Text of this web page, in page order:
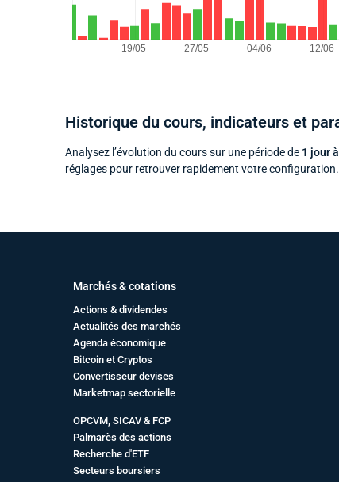
Historique du cours, indicateurs et
Analysez l’évolution du cours sur une période de 1 jour
réglages pour retrouver rapidement votre configuration.
Marchés & cotations
Actions & dividendes
Actualités des marchés
Agenda économique
Bitcoin et Cryptos
Convertisseur devises
Marketmap sectorielle
OPCVM, SICAV & FCP
Palmarès des actions
Recherche d'ETF
Secteurs boursiers